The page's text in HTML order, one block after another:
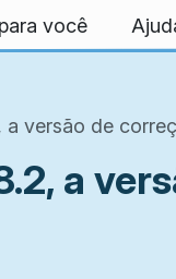
você
a versão de
a